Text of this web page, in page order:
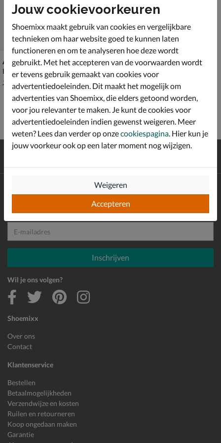
Antony Morato 707
Lage sneakers - multi
van € 159,99 voor € 111,99
159
Gratisverzending en retour*
Shoemixx
Over ons
Contact
Klantenservice
Bestellen
Betaalmogelijkheden
Verzendwijze en kosten
Ruilen en retourneren
Koop ongedaan maken
Garantie
Schrijf je in voor de Shoemixx nieuwsbrief en ontvang €10,-
E-mailadres
Inschrijven
Wil je ons volgen?
Jouw cookievoorkeuren
Shoemixx maakt gebruik van cookies en vergelijkbare
technieken om haar website goed te kunnen laten
functioneren en om te analyseren hoe deze wordt
gebruikt. Met het accepteren van de voorwaarden wordt
er tevens gebruik gemaakt van cookies voor
advertentiedoeleinden. Dit maakt het mogelijk om
advertenties van Shoemixx, die elders getoond worden,
voor jou relevanter te maken. Je kunt de cookies voor
advertentiedoeleinden indien gewenst weigeren. Meer
weten? Lees dan verder op onzecookiespagina. Hier kun je
jouw voorkeur ook op een later moment nog wijzigen.
Accepteren
Weigeren